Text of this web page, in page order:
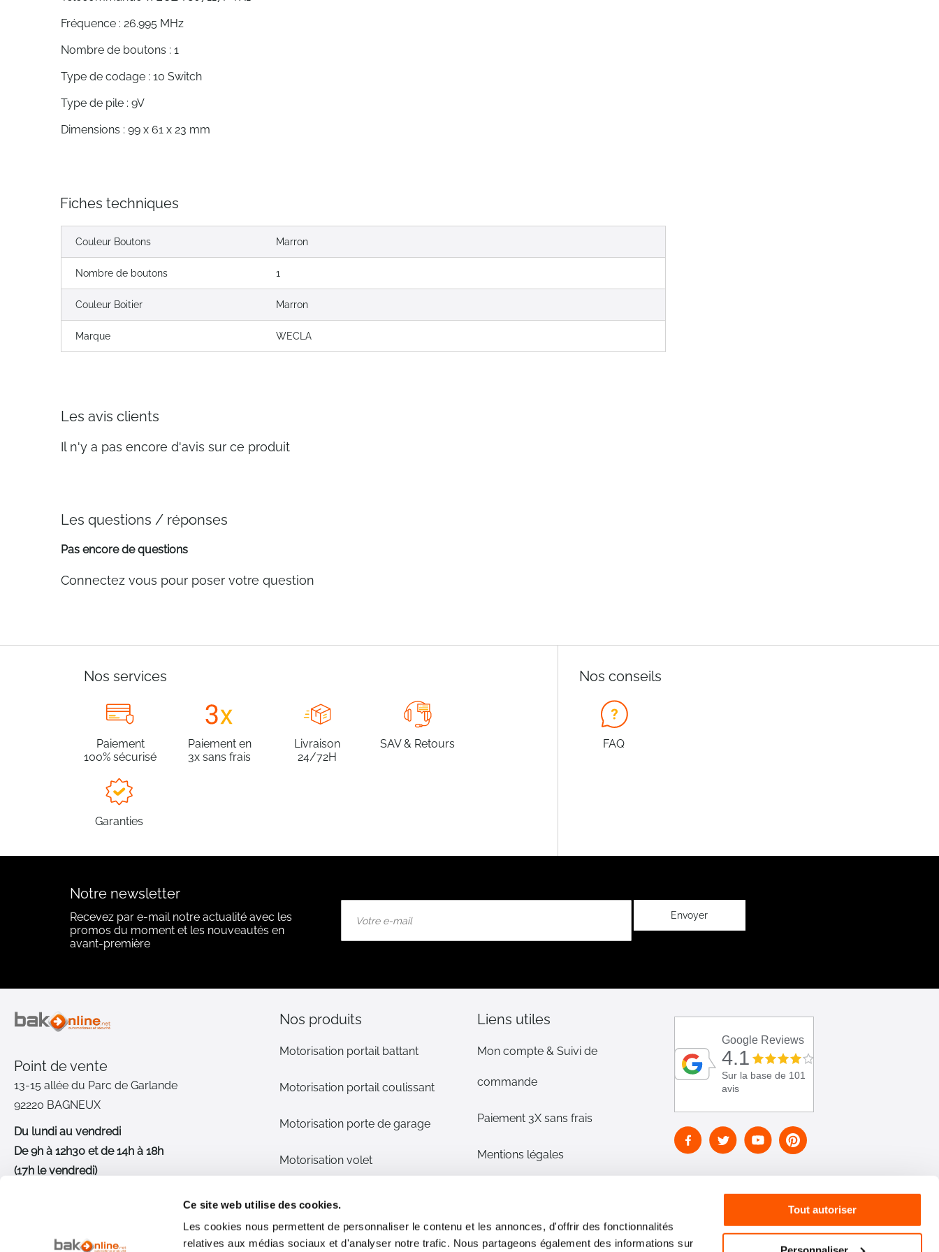
Ce site web utilise des cookies.
Les cookies nous permettent de personnaliser le contenu et les annonces, d'offrir des fonctionnalités
relatives aux médias sociaux et d'analyser notre trafic. Nous partageons également des informations sur
Tout autoriser
Fréquence : 26.995 MHz
Nombre de boutons : 1
Type de codage : 10 Switch
Type de pile : 9V
Dimensions : 99 x 61 x 23 mm
Fiches techniques
Couleur Boutons Marron
Nombre de boutons 1
Couleur Boitier Marron
Marque WECLA
Les avis clients
Il n'y a pas encore d'avis sur ce produit
Les questions / réponses
Pas encore de questions
Connectez vous pour poser votre question
Nos services
Paiement
100% sécurisé
Paiement en
3x sans frais
Livraison
24/72H
SAV & Retours
Garanties
Nos conseils
FAQ
Notre newsletter
Recevez par e-mail notre actualité avec les
promos du moment et les nouveautés en
avant-première
notre
:
Envoyer
Point de vente
13-15 allée du Parc de Garlande
92220 BAGNEUX
Du lundi au vendredi
De 9h à 12h30 et de 14h à 18h
(17h le vendredi)
Nous contacter
Nos produits
Motorisation portail battant
Motorisation portail coulissant
Motorisation porte de garage
Motorisation volet
Interphone/alarme maison
Liens utiles
Mon compte & Suivi de
commande
Paiement 3X sans frais
Mentions légales
Plan du site
Google Reviews
4.1
Sur la base de 101
avis